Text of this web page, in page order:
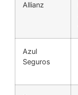
Allianz
Azul
Seguros